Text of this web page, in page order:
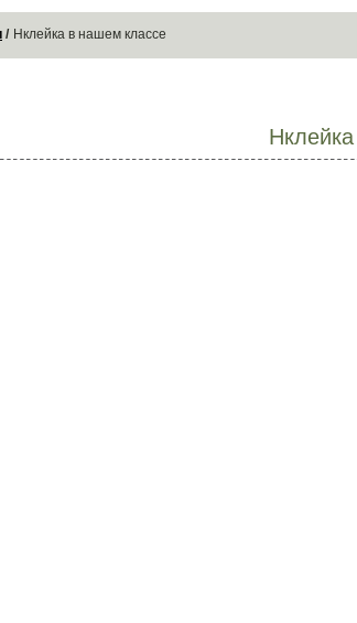
Нклейка в нашем классе